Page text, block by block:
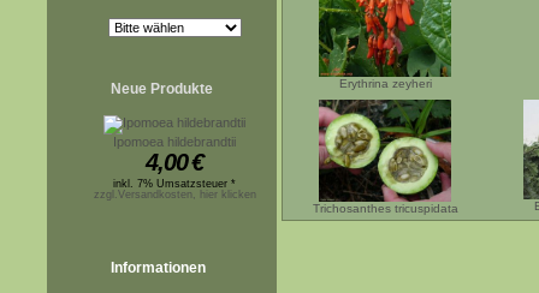
Neue Produkte
Ipomoea hildebrandtii
4,00€
inkl. 7% Umsatzsteuer *
zzgl.Versandkosten, hier klicken
Informationen
Erythrina zeyheri
Trichosanthes tricuspidata